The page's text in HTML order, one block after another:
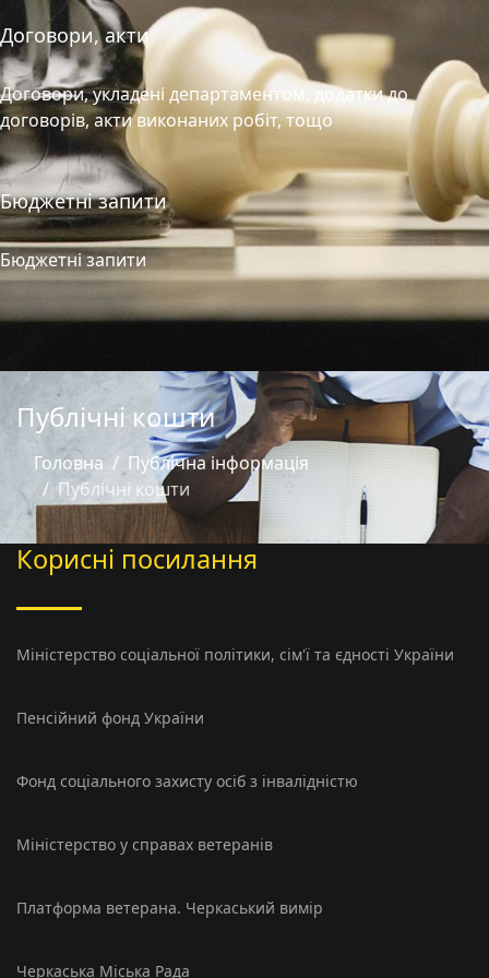
Договори, акти
Договори, укладені департаментом, додатки до
договорів, акти виконаних робіт, тощо
Бюджетні запити
Бюджетні запити
Публічні кошти
Головна
Публічна інформація
Публічні кошти
Корисні посилання
Міністерство соцiальної політики, сім'ї та єдності України
Пенсійний фонд України
Фонд соціального захисту осіб з інвалідністю
Міністерство у справах ветеранів
Платформа ветерана. Черкаський вимір
Черкаська Міська Рада